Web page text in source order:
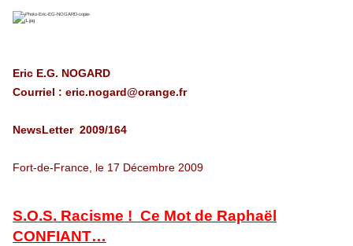
Eric E.G. NOGARD
Courriel : eric.nogard@orange.fr
NewsLetter 2009/164
Fort-de-France, le 17 Décembre 2009
S.O.S. Racisme ! Ce Mot de Raphaël
CONFIANT…